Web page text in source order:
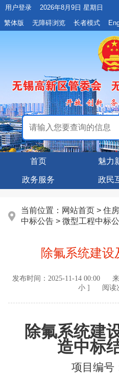
用户登录
2026年8月9日 星期日
繁体版
无障碍浏览 长者模式
首页 魅力
政务服务 政民
当前位置： 网站首页 > 住
中标公告 > 微型工程中标
除氟系统建设
发布时间： 2025-11-14 00:00
小 ] 阅读
除氟系统建
造中标
项目编号